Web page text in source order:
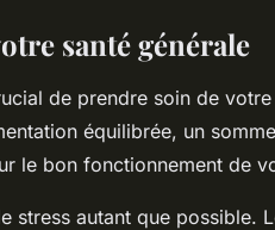
santé générale
de prendre soin de
équilibrée, un
le bon fonctionnement de
stress autant que possible.